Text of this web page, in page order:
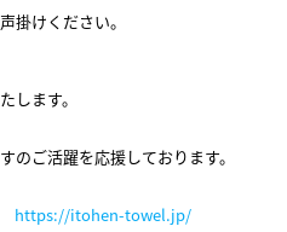
掛けください。
します。
のご活躍を応援しております。
https://itohen-towel.jp/